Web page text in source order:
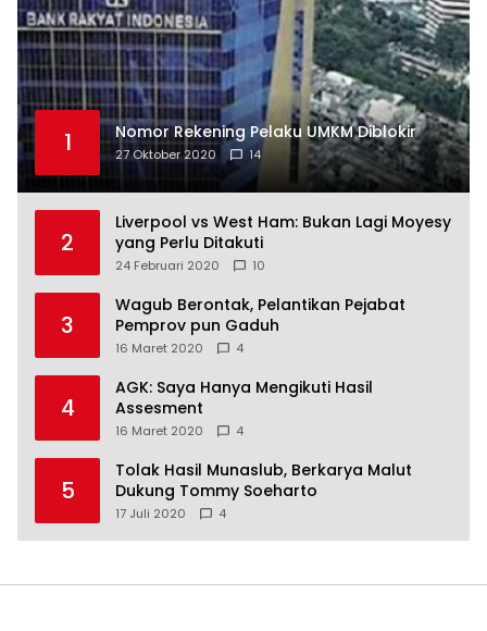
1 Nomor Rekening Pelaku UMKM Diblokir
27 Oktober 2020 14
2
Liverpool vs West Ham: Bukan Lagi Moyesy
yang Perlu Ditakuti
24 Februari 2020 10
3
Wagub Berontak, Pelantikan Pejabat
Pemprov pun Gaduh
16 Maret 2020 4
4
AGK: Saya Hanya Mengikuti Hasil
Assesment
16 Maret 2020 4
5
Tolak Hasil Munaslub, Berkarya Malut
Dukung Tommy Soeharto
17 Juli 2020 4